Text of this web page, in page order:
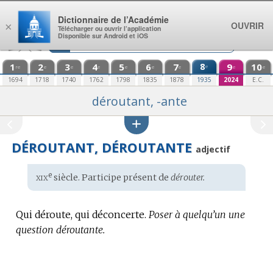
Aller au contenu
1 re
1694
2e
1718
3e
1740
4e
1762
5e
1798
6e
1835
7e
1878
8e
1935
9e
2024
10e
E.C.
déroutant, -ante
DÉROUTANT, DÉROUTANTE adjectif
Étymologie
:
xixesiècle. Participe présent de dérouter.
Qui déroute, qui déconcerte. Poser à quelqu’un une
question déroutante.
×
Dictionnaire de l’Académie
Télécharger ou ouvrir l’application
Disponible sur Android et iOS
OUVRIR